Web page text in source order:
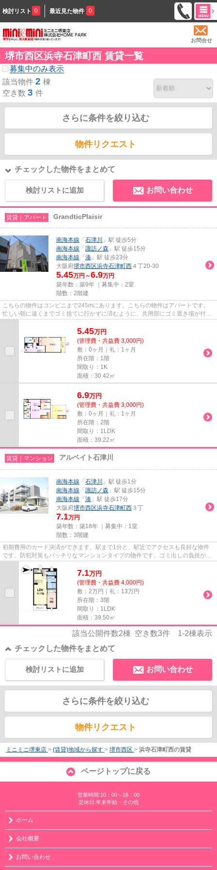
検討リスト 0 最近見た物件 0
お問合せ
堺市西区浜寺石津町西 賃貸一覧
募集中のみ表示
該当物件 2 棟
空き数 3 件
さらに条件を絞り込む
物件リクエスト
チェックした物件をまとめて
検討リストに追加 お問い合わせ
賃貸｜アパート GrandticPlaisir
南海本線 「 石津川
」駅 徒歩5分
南海本線 「 諏訪ノ森 」駅 徒歩15分
南海本線 「 湊 」駅 徒歩23分
大阪府堺市西区浜寺石津町西 ４丁20-30
5.45万円～6.9万円
築年数：築9年 ｜募集中： 2室
階数：2階建
こちらの物件はコンビニまで245mにあります。こちらの物件はアパートです。
忙しい朝に遠くまでゴミ捨てに行かずに済むように、共用部にゴミ置き場が付い
5.45万円
(管理費・共益費 3,000円)
敷：0ヶ月｜礼：1ヶ月
所在階：1階
間取り：1K
面積：30.42㎡
6.9万円
(管理費・共益費 3,000円)
敷：0ヶ月｜礼：1ヶ月
所在階：2階
間取り：1LDK
面積：39.22㎡
賃貸｜マンション アルベイト石津川
南海本線 「 石津川
」駅 徒歩1分
南海本線 「 諏訪ノ森 」駅 徒歩15分
南海本線 「 湊 」駅 徒歩17分
大阪府堺市西区浜寺石津町西 ３丁
7.1万円
築年数：築18年 ｜募集中： 1室
階数：3階建
初期費用のカード決済ができます。駅まで1分と、駅近でアクセスも良好な物件
です。防犯対策もバッチリなマンションタイプの物件です。ゴミ出しの負担が軽
減できる敷地内ごみ置き場付き...
7.1万円
(管理費・共益費 4,000円)
敷：2万円｜礼：13万円
所在階：3階
間取り：1LDK
面積：39.50㎡
該当公開件数2棟 空き数3件 1-2棟表示
チェックした物件をまとめて
お問い合わせ
検討リストに追加
さらに条件を絞り込む
物件リクエスト
ミニミニ堺東店 > (賃貸)地域から探す > 堺市西区 > 浜寺石津町西の賃貸
ページトップに戻る
営業時間:10：00～18：00
定休日:年末年始・その他
ホーム
会社概要
お問い合わせ